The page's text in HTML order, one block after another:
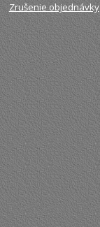
Zrušenie objednávky